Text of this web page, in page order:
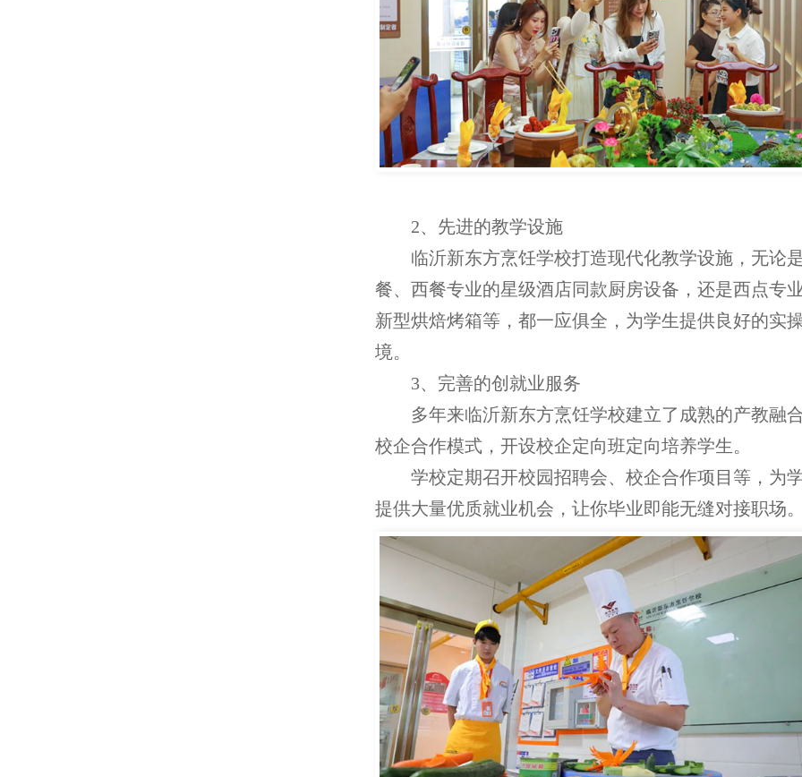
2、先进的教学设施
临沂新东方烹饪学校打造现代化教学设施，无论
餐、西餐专业的星级酒店同款厨房设备，还是西点专
新型烘焙烤箱等，都一应俱全，为学生提供良好的实
境。
3、完善的创就业服务
多年来临沂新东方烹饪学校建立了成熟的产教融
校企合作模式，开设校企定向班定向培养学生。
学校定期召开校园招聘会、校企合作项目等，为
提供大量优质就业机会，让你毕业即能无缝对接职场